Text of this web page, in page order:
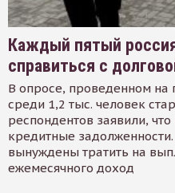
Каждый пятый
справиться с
В опросе, проведенном на
среди 1,2 тыс. человек
респондентов заявили,
кредитные
вынуждены тратить на
ежемесячного доход